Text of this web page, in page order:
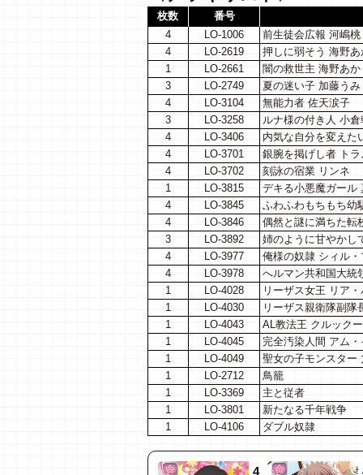
枚数
番号
4
LO-1006
前生徒会広報 河嶋桃
4
LO-2619
押しに弱そう 海野あ
1
LO-2661
闇の救世主 海野あか
3
LO-2749
夏の迷い子 加藤うみ
4
LO-3104
無能力者 佐天涙子
3
LO-3258
ルナ様の付き人 小倉
4
LO-3406
内気な自分を変えた
4
LO-3701
銀腕を掲げし者 トラ
4
LO-3702
刻詠の宿業 リンネ
1
LO-3815
デキる小悪魔ガール
4
LO-3845
ふわふわもちもち幼
4
LO-3846
偶然と謎に満ちた転
3
LO-3892
姉のように甘やかし
4
LO-3977
俺様の奴隷 シィル
4
LO-3978
へルマン共和国大統
1
LO-4028
リーザス女王 リア
1
LO-4030
リーザス親衛隊副隊
1
LO-4043
AL教法王 クルック
1
LO-4045
完全汚染人間 アム
1
LO-4049
聖女の子モンスター
1
LO-2712
鳥籠
1
LO-3369
主と従者
1
LO-3801
新たなる千年戦争
1
LO-4106 ダブル奴隷
4